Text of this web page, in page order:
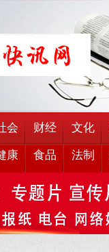
会 财经 文化
康 食品 法制